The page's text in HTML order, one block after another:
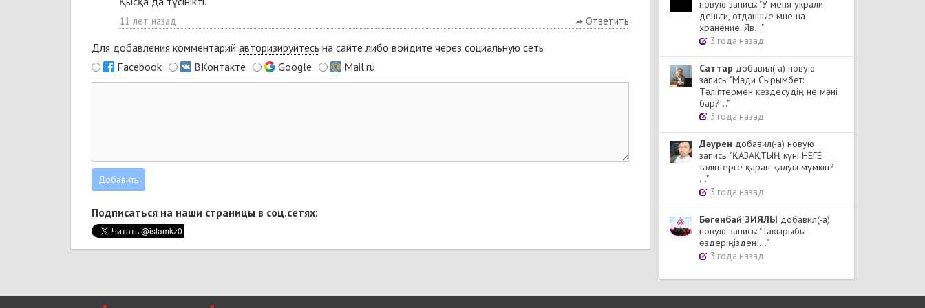
11 лет назад Ответить
Для добавления комментарий авторизируйтесь на сайте либо войдите через социальную сеть
Facebook
ВКонтакте Google Mail.ru
Подписаться на наши страницы в соц.сетях:
новую запись: "У меня украли
деньги, отданные мне на
хранение. Яв..."
3 года назад
Cаттар добавил(-а) новую
запись: "Мәди Сырымбет:
Тәліптермен кездесудің не мәні
бар?..."
3 года назад
Дәурен добавил(-а) новую
запись: "ҚАЗАҚТЫҢ күні НЕГЕ
тәліптерге қарап қалуы мүмкін?
..."
3 года назад
Бөгенбай ЗИЯЛЫ добавил(-а)
новую запись: "Тақырыбы
өздеріңізден!..."
3 года назад